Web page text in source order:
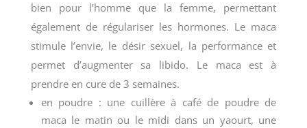
bien pour l’homme que la femme, permettant
également de régulariser les hormones. Le maca
stimule l’envie, le désir sexuel, la performance et
permet d’augmenter sa libido. Le maca est à
prendre en cure de 3 semaines.
en poudre : une cuillère à café de poudre de
maca le matin ou le midi dans un yaourt, une